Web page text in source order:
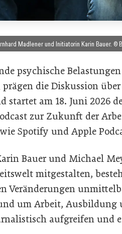
Madlener und Initiatorin Karin Bauer.
psychische
die Diskussion
am 18. Juni 2026
zur Zukunft der
Spotify und Apple
Bauer und Michael
mitgestalten,
Veränderungen
um Arbeit, Ausbildung
aufgreifen und